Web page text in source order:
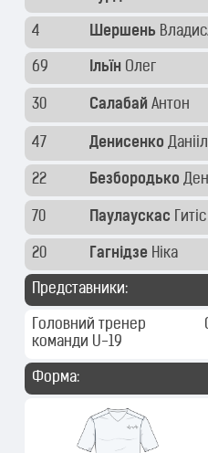
4 Шершень
69 Ільїн Олег
30 Салабай Антон
47 Денисенко Данііл
22 Безбородько
70 Паулаускас Гитіс
20 Гагнідзе Ніка
Представники:
Головний тренер
команди U-19
Форма: